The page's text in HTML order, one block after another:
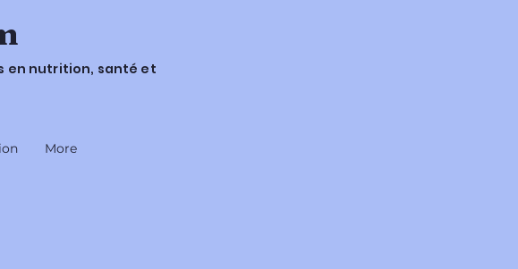
en nutrition, santé et
More